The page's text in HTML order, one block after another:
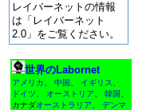
レイバーネットの情報
は「レイバーネット
2.0」をご覧ください。
世界のLabornet
アメリカ 中国 イギリス
ドイツ
オーストリア 韓国
カナダオーストラリア
デンマ